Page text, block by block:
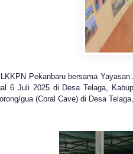
Pekanbaru bersama
6 Juli 2025 di Desa Telaga,
gua (Coral Cave) di Desa